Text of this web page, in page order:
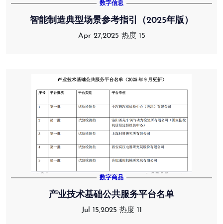
数字信息
智能制造典型场景参考指引（2025年版）
Apr 27,2025 热度 15
数字商品
产业技术基础公共服务平台名单
Jul 15,2025 热度 11